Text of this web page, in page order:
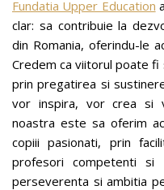
Fundatia Upper Education
clar: sa contribuie la
din Romania, oferindu-le
Credem ca viitorul poate fi
prin pregatirea si
vor inspira, vor crea si
noastra este sa oferim
copiii pasionati, prin
profesori competenti si
perseverenta si ambitia